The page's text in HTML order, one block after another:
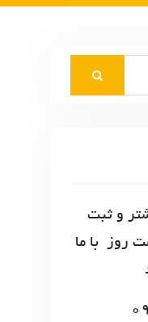
و ثبت
روز با ما